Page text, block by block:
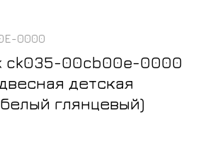
0000
ck035-00cb00e-0000
детская
глянцевый)